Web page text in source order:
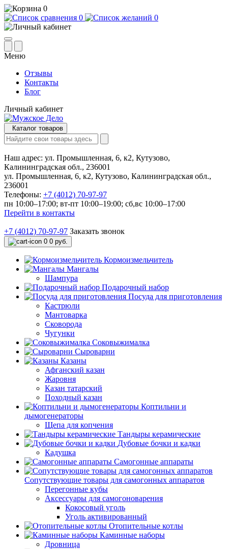
0
0
0
Меню
Отзывы
Контакты
Блог
Личный кабинет
Каталог товаров
Наш адрес: ул. Промышленная, 6, к2, Кутузово,
Калининградская обл., 236001
ул. Промышленная, 6, к2, Кутузово, Калининградская обл.,
236001
Телефоны: +7 (4012) 70-97-97
пн 10:00–17:00; вт-пт 10:00–19:00; сб,вс 10:00–17:00
Перейти в контакты
+7 (4012) 70-97-97 Заказать звонок
0 0 руб.
Кормоизмельчитель
Мангалы
Шампура
Подарочный набор
Посуда для приготовления
Кастрюли
Мантоварка
Сковорода
Чугунки
Соковыжималка
Сыроварни
Казаны
Афганский казан
Жаровня
Казан татарский
Походный казан
Коптильни и
дымогенераторы
Щепа для копчения
Тандыры керамические
Дубовые бочки и кадки
Кадушка
Самогонные аппараты
Сопутствующие товары для самогонных аппаратов
Перегонные кубы
Аксессуары для самогоноварения
Кокосовый уголь
Уголь активированный
Отопительные котлы
Каминные наборы
Дровница